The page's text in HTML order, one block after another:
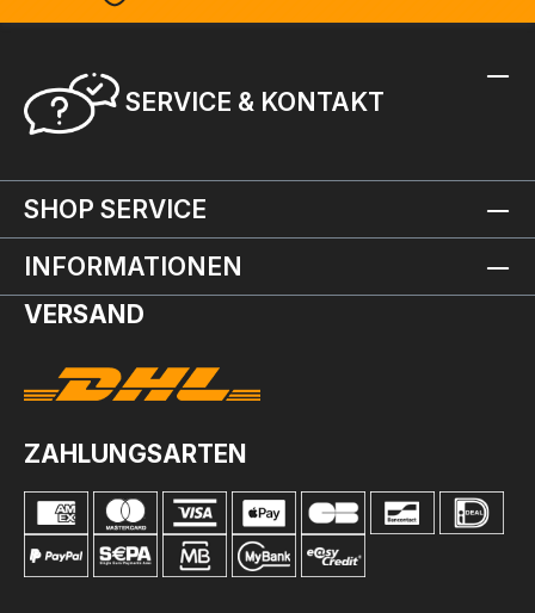
SERVICE & KONTAKT
SHOP SERVICE
INFORMATIONEN
VERSAND
ZAHLUNGSARTEN